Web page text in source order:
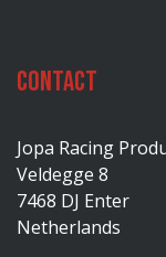
Contact
Jopa Racing
Veldegge 8
7468 DJ Enter
Netherlands